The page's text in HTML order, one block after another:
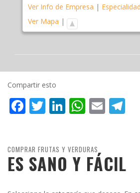
Ver Info de Empresa |
Ver Mapa |
Compartir esto
Facebook
Twitter
LinkedIn
Email
COMPRAR FRUTAS Y VERDURAS
ES SANO Y FÁCIL